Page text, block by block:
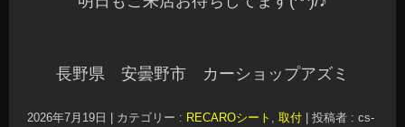
長野県 安曇野市 カーショップアズミ
2026年7月19日 カテゴリー : RECAROシート , 取付
投稿者 : cs-